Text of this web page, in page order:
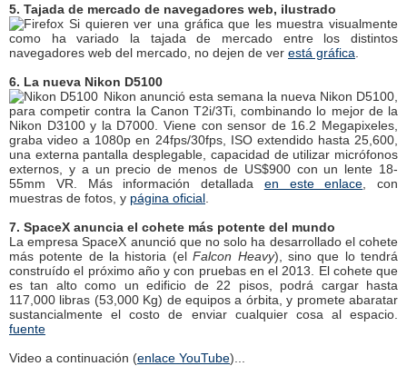
5. Tajada de mercado de navegadores web, ilustrado
Si quieren ver una gráfica que les muestra visualmente
como ha variado la tajada de mercado entre los distintos
navegadores web del mercado, no dejen de ver está gráfica
6. La nueva Nikon D5100
Nikon anunció esta semana la nueva Nikon D5100,
para competir contra la Canon T2i/3Ti, combinando lo mejor de la
Nikon D3100 y la D7000. Viene con sensor de 16.2 Megapixeles,
graba video a 1080p en 24fps/30fps, ISO extendido hasta 25,600,
una externa pantalla desplegable, capacidad de utilizar micrófonos
externos, y a un precio de menos de US$900 con un lente 18-
55mm VR. Más información detallada en este enlace , con
muestras de fotos, y página oficial
7. SpaceX anuncia el cohete más potente del mundo
La empresa SpaceX anunció que no solo ha desarrollado el cohete
más potente de la historia (elFalcon Heavy), sino que lo tendrá
construído el próximo año y con pruebas en el 2013. El cohete que
es tan alto como un edificio de 22 pisos, podrá cargar hasta
117,000 libras (53,000 Kg) de equipos a órbita, y promete abaratar
sustancialmente el costo de enviar cualquier cosa al espacio.
fuente
Video a continuación (enlace YouTube)...